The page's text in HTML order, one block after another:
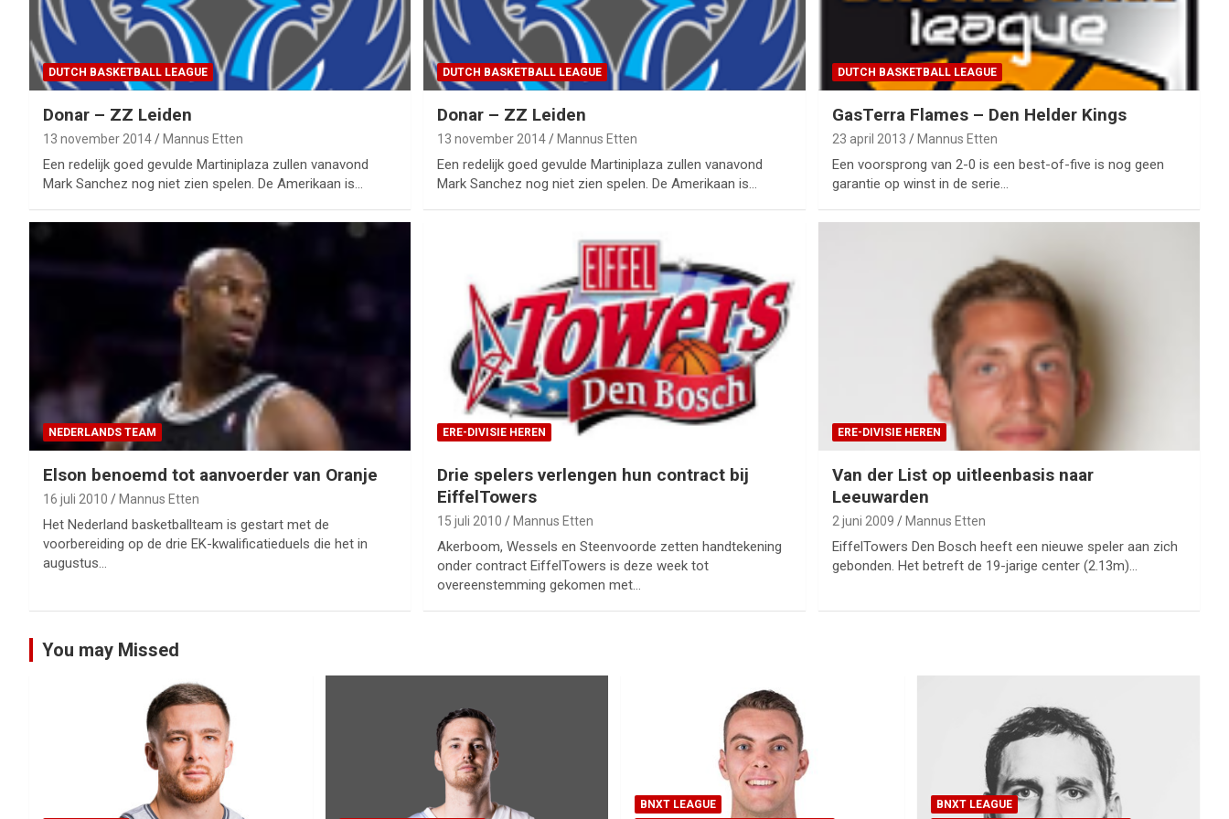
DUTCH BASKETBALL LEAGUE
Donar – ZZ Leiden
13 november 2014 Mannus Etten
Een redelijk goed gevulde Martiniplaza zullen vanavond
Mark Sanchez nog niet zien spelen. De Amerikaan is…
DUTCH BASKETBALL LEAGUE
Donar – ZZ Leiden
13 november 2014 Mannus Etten
Een redelijk goed gevulde Martiniplaza zullen vanavond
Mark Sanchez nog niet zien spelen. De Amerikaan is…
DUTCH BASKETBALL LEAGUE
GasTerra Flames – Den Helder Kings
23 april 2013 Mannus Etten
Een voorsprong van 2-0 is een best-of-five is nog geen
garantie op winst in de serie…
NEDERLANDS TEAM
Elson benoemd tot aanvoerder van Oranje
16 juli 2010 Mannus Etten
Het Nederland basketballteam is gestart met de
voorbereiding op de drie EK-kwalificatieduels die het in
augustus…
ERE-DIVISIE HEREN
Drie spelers verlengen hun contract bij
EiffelTowers
15 juli 2010 Mannus Etten
Akerboom, Wessels en Steenvoorde zetten handtekening
onder contract EiffelTowers is deze week tot
overeenstemming gekomen met…
ERE-DIVISIE HEREN
Van der List op uitleenbasis naar
Leeuwarden
2 juni 2009 Mannus Etten
EiffelTowers Den Bosch heeft een nieuwe speler aan zich
gebonden. Het betreft de 19-jarige center (2.13m)…
You may Missed
BNXT LEAGUE BNXT LEAGUE